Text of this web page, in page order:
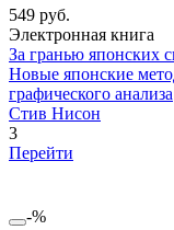
549 руб.
Электронная книга
За гранью японских
Новые японские
графического анализа
Стив Нисон
3
Перейти
-%